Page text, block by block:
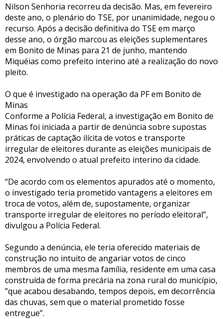
Nilson Senhoria recorreu da decisão. Mas, em fevereiro
deste ano, o plenário do TSE, por unanimidade, negou o
recurso. Após a decisão definitiva do TSE em março
desse ano, o órgão marcou as eleições suplementares
em Bonito de Minas para 21 de junho, mantendo
Miquéias como prefeito interino até a realização do novo
pleito.
O que é investigado na operação da PF em Bonito de
Minas
Conforme a Polícia Federal, a investigação em Bonito de
Minas foi iniciada a partir de denúncia sobre supostas
práticas de captação ilícita de votos e transporte
irregular de eleitores durante as eleições municipais de
2024, envolvendo o atual prefeito interino da cidade.
“De acordo com os elementos apurados até o momento,
o investigado teria prometido vantagens a eleitores em
troca de votos, além de, supostamente, organizar
transporte irregular de eleitores no período eleitoral”,
divulgou a Polícia Federal.
Segundo a denúncia, ele teria oferecido materiais de
construção no intuito de angariar votos de cinco
membros de uma mesma família, residente em uma casa
construída de forma precária na zona rural do município,
”que acabou desabando, tempos depois, em decorrência
das chuvas, sem que o material prometido fosse
entregue”.